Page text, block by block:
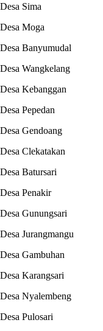
Desa Sima :
Desa Moga :
Desa Banyumudal
Desa
Desa Kebanggan
Desa Pepedan :
Desa Gendoang
Desa Clekatakan
Desa Batursari :
Desa Penakir :
Desa Gunungsari
Desa
Desa Gambuhan
Desa Karangsari
Desa
Desa Pulosari :